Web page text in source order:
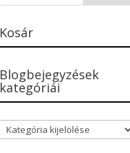
Kosár
Blogbejegyzések
kategóriái
Blogbejegyzések
kategóriái